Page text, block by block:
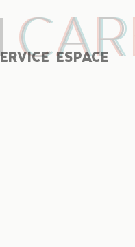
produit.
sur Entrée pour
ESPACE